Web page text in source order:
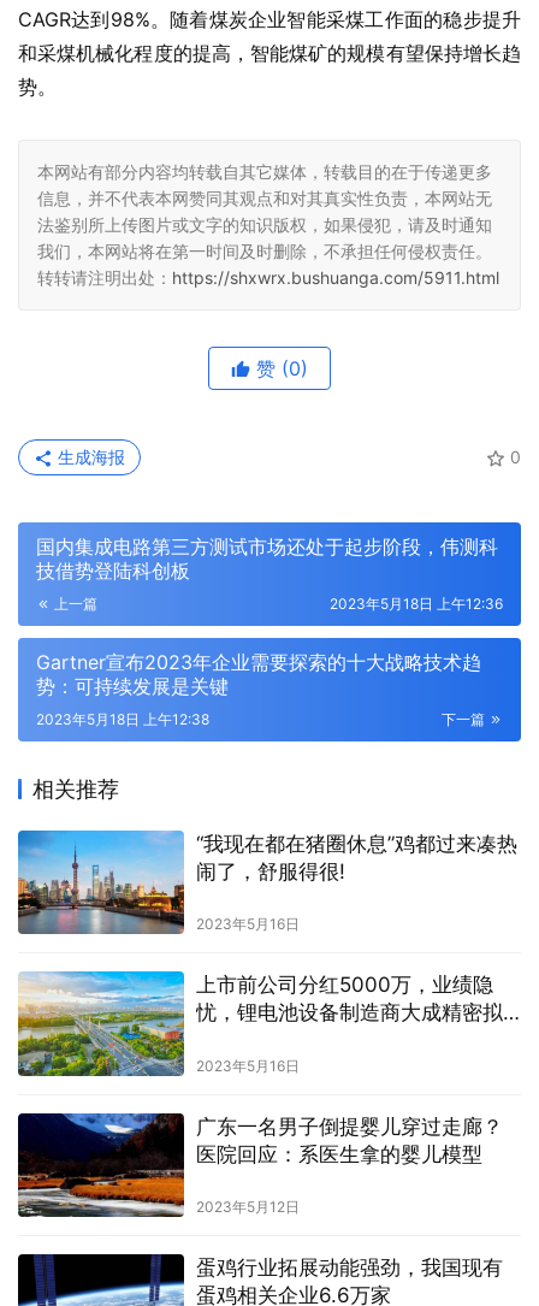
CAGR达到98%。随着煤炭企业智能采煤工作面的稳步提升
和采煤机械化程度的提高，智能煤矿的规模有望保持增长趋
势。
本网站有部分内容均转载自其它媒体，转载目的在于传递更多
信息，并不代表本网赞同其观点和对其真实性负责，本网站无
法鉴别所上传图片或文字的知识版权，如果侵犯，请及时通知
我们，本网站将在第一时间及时删除，不承担任何侵权责任。
转转请注明出处： https://shxwrx.bushuanga.com/5911.html
赞 (0)
0
生成海报
国内集成电路第三方测试市场还处于起步阶段，伟测科
技借势登陆科创板
上一篇 2023年5月18日 上午12:36
Gartner宣布2023年企业需要探索的十大战略技术趋
势：可持续发展是关键
下一篇
2023年5月18日 上午12:38
相关推荐
“我现在都在猪圈休息”鸡都过来凑热
闹了，舒服得很!
2023年5月16日
上市前公司分红5000万，业绩隐
忧，锂电池设备制造商大成精密拟
2023年5月16日
广东一名男子倒提婴儿穿过走廊？
医院回应：系医生拿的婴儿模型
2023年5月12日
蛋鸡行业拓展动能强劲，我国现有
蛋鸡相关企业6.6万家